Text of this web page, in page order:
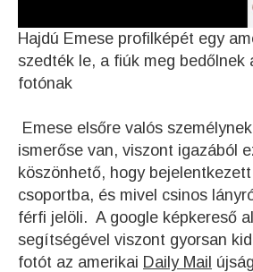
Hajdú Emese profilképét egy
szedték le, a fiúk meg bedőlnek
fotónak
Emese elsőre valós
ismerőse van, viszont igazából
köszönhető, hogy
csoportba, és mivel csinos
férfi jelöli. A google képkereső
segítségével viszont gyorsan
fotót az amerikai Daily Mail